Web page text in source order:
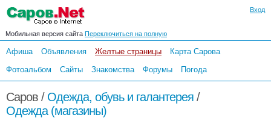
Вход
Мобильная версия сайта Переключиться на полную
Афиша Объявления Желтые страницы
Карта Сарова
Фотоальбом
Сайты Знакомства Форумы Погода
Саров / Одежда, обувь и галантерея /
Одежда (магазины)